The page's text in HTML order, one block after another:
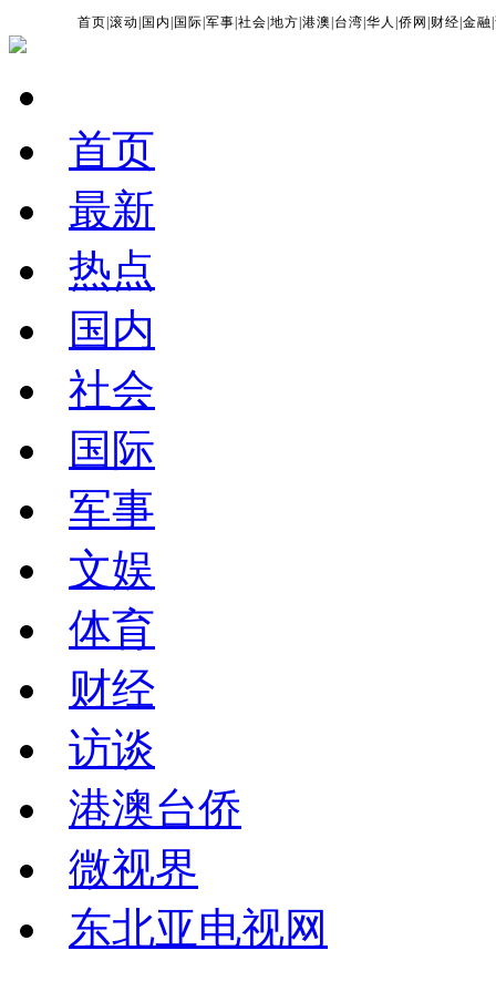
首页 |滚动 国内 国际 |军事 |社会 |地方 |港澳 台湾 |华人 |侨网 财经 |金融 |
首页
最新
热点
国内
社会
国际
军事
文娱
体育
财经
访谈
港澳台侨
微视界
东北亚电视网